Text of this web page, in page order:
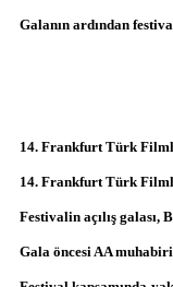
Galanın ardından
14. Frankfurt Türk
14. Frankfurt Türk
Festivalin açılış
Gala öncesi AA